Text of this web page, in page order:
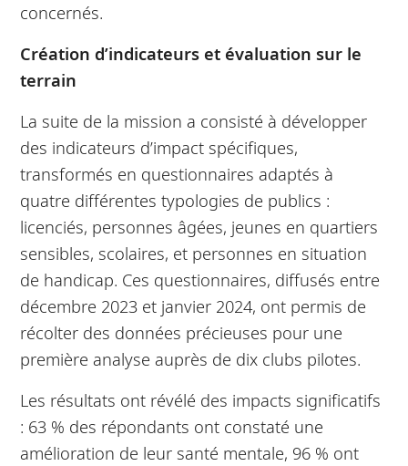
concernés.
Création d’indicateurs et évaluation sur le
terrain
La suite de la mission a consisté à développer
des indicateurs d’impact spécifiques,
transformés en questionnaires adaptés à
quatre différentes typologies de publics :
licenciés, personnes âgées, jeunes en quartiers
sensibles, scolaires, et personnes en situation
de handicap. Ces questionnaires, diffusés entre
décembre 2023 et janvier 2024, ont permis de
récolter des données précieuses pour une
première analyse auprès de dix clubs pilotes.
Les résultats ont révélé des impacts significatifs
: 63 % des répondants ont constaté une
amélioration de leur santé mentale, 96 % ont